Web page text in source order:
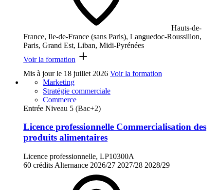
Hauts-de-
France, Ile-de-France (sans Paris), Languedoc-Roussillon,
Paris, Grand Est, Liban, Midi-Pyrénées
Voir la formation
Mis à jour le 18 juillet 2026 Voir la formation
Marketing
Stratégie commerciale
Commerce
Entrée Niveau 5 (Bac+2)
Licence professionnelle Commercialisation des
produits alimentaires
Licence professionnelle, LP10300A
60 crédits Alternance 2026/27 2027/28 2028/29